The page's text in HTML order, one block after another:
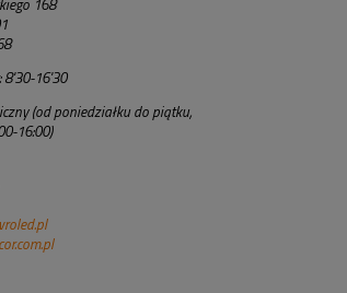
168
8'30-16'30
(od poniedziałku do piątku,
16:00)